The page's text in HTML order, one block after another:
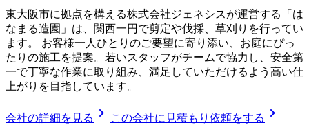
東大阪市に拠点を構える株式会社ジェネシスが運営する「は
なまる造園」は、関西一円で剪定や伐採、草刈りを行ってい
ます。 お客様一人ひとりのご要望に寄り添い、お庭にぴっ
たりの施工を提案。若いスタッフがチームで協力し、安全第
一で丁寧な作業に取り組み、満足していただけるよう高い仕
上がりを目指しています。
会社の詳細を見る chevron_right この会社に見積もり依頼をする chevron_right